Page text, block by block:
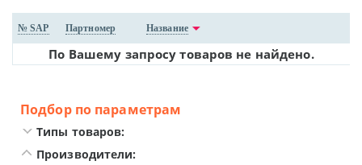
№ SAP Партномер Название
По Вашему запросу товаров не найдено.
Подбор по параметрам
Типы товаров:
Производители: